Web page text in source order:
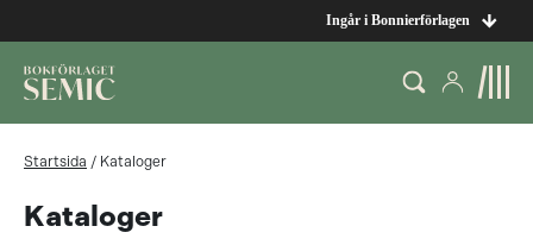
Ingår i Bonnierförlagen
Startsida / Kataloger
Kataloger